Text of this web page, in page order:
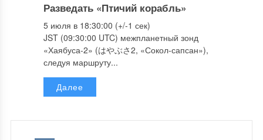
Разведать «Птичий корабль»
5 июля в 18:30:00 (+/-1 сек)
JST (09:30:00 UTC) межпланетный зонд
«Хаябуса-2» (はやぶさ2, «Сокол-сапсан»),
следуя маршруту...
Далее